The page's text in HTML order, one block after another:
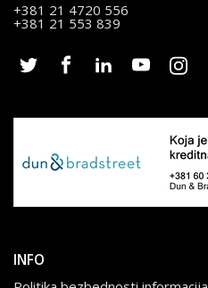
+381 21 4720 556
+381 21 553 839
INFO